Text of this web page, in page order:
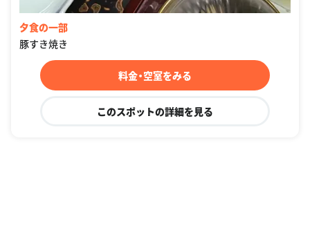
夕食の一部
豚すき焼き
料金・空室をみる
このスポットの詳細を見る